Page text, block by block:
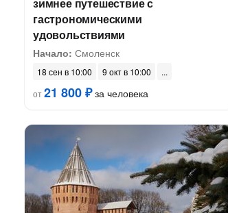
гастрономическими
удовольствиями
Начало: Смоленск
18 сен в 10:00
9 окт в 10:00
от21 800 ₽за человека